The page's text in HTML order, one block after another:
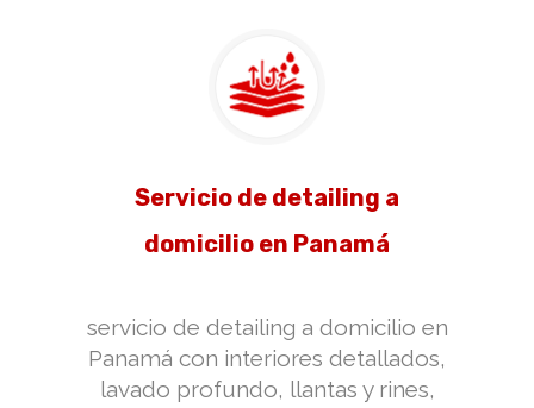
Servicio de detailing a
domicilio en Panamá
servicio de detailing a domicilio en
Panamá con interiores detallados,
lavado profundo, llantas y rines,